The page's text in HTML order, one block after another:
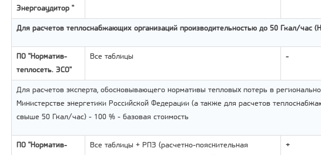
Энергоаудитор "
Для расчетов теплоснабжающих организаций производительностью до 50 Гкал/час
ПО "Норматив-
теплосеть. ЭСО"
Все таблицы -
Для расчетов эксперта, обосновывающего нормативы тепловых потерь в
Министерстве энергетики Российской Федерации (а также для расчетов
свыше 50 Гкал/час) - 100 % - базовая стоимость
ПО "Норматив-
Все таблицы + РПЗ (расчетно-пояснительная
+